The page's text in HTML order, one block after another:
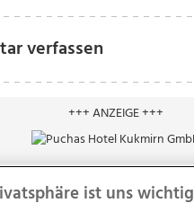
verfassen
+++ ANZEIGE +++
ist uns wichtig